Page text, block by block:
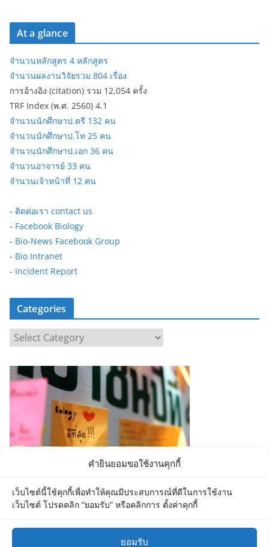
คำยินยอมขอใช้งานคุกกี้
เว็บไซต์นี้ใช้คุกกี้เพื่อทำให้คุณมีประสบการณ์ที่ดีในการใช้งาน
เว็บไซต์ โปรดคลิก “ยอมรับ” หรือคลิกการ ตั้งค่าคุกกี้
ยอมรับ
At a glance
จำนวนหลักสูตร 4 หลักสูตร
จำนวนผลงานวิจัยรวม 804 เรื่อง
การอ้างอิง (citation) รวม 12,054 ครั้ง
TRF Index (พ.ศ. 2560) 4.1
จำนวนนักศึกษาป.ตรี 132 คน
จำนวนนักศึกษาป.โท 25 คน
จำนวนนักศึกษาป.เอก 36 คน
จำนวนอาจารย์ 33 คน
จำนวนเจ้าหน้าที่ 12 คน
- ติดต่อเรา contact us
- Facebook Biology
- Bio-News Facebook Group
- Bio Intranet
- Incident Report
Categories
a
t
e
g
i